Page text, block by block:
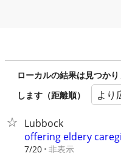
ローカルの結果は見つか
します（距離順）
より
Lubbock
offering eldery
7/20 非表示